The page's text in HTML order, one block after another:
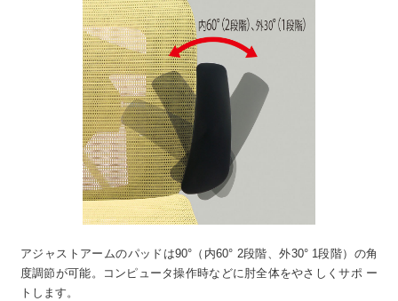
アジャストアームのパッドは90°（内60° 2段階、外30° 1段階）の角
度調節が可能。コンピュータ操作時などに肘全体をやさしくサポ ー
トします。